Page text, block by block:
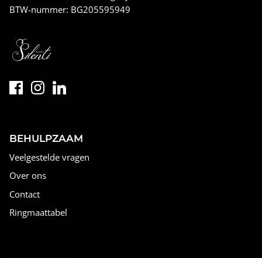
BTW-nummer: BG205595949
BEHULPZAAM
Veelgestelde vragen
Over ons
Contact
Ringmaattabel